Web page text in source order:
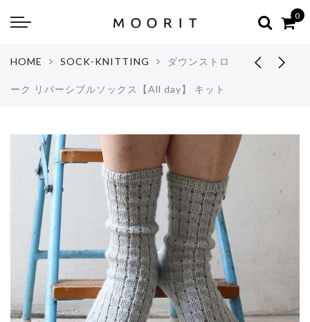
Back
編み物はじめて教室：棒針編
Errata お詫びと訂正
Back
Knitting kit
Patterns & Books
0
HOME SOCK-KNITTING ダウンストロ
ーク リバーシブルソックス【All day】 キット